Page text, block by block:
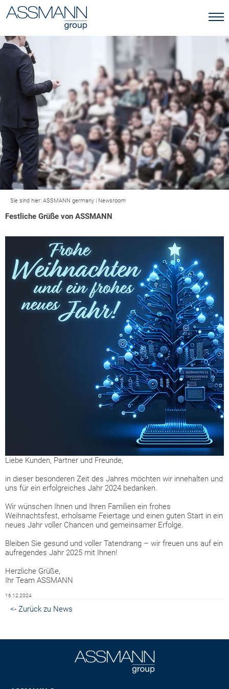
Sie sind hier: ASSMANN germany | Newsroom
Festliche Grüße von ASSMANN
Liebe Kunden, Partner und Freunde,
in dieser besonderen Zeit des Jahres möchten wir innehalten und
uns für ein erfolgreiches Jahr 2024 bedanken.
Wir wünschen Ihnen und Ihren Familien ein frohes
Weihnachtsfest, erholsame Feiertage und einen guten Start in ein
neues Jahr voller Chancen und gemeinsamer Erfolge.
Bleiben Sie gesund und voller Tatendrang – wir freuen uns auf ein
aufregendes Jahr 2025 mit Ihnen!
Herzliche Grüße,
Ihr Team ASSMANN
16.12.2024
<- Zurück zu News